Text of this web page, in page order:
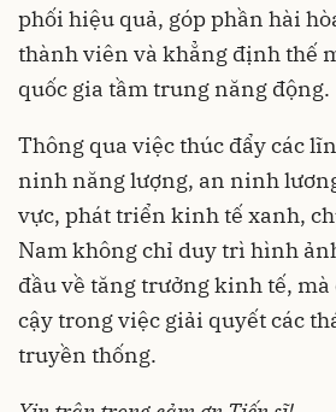
phối hiệu quả, góp phần hài
thành viên và khẳng định thế
quốc gia tầm trung năng động.
Thông qua việc thúc đẩy các
ninh năng lượng, an ninh
vực, phát triển kinh tế xanh,
Nam không chỉ duy trì hình
đầu về tăng trưởng kinh tế,
cậy trong việc giải quyết các
truyền thống.